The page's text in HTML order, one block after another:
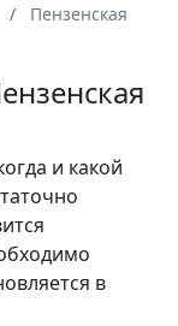
Пензенская
и какой
в